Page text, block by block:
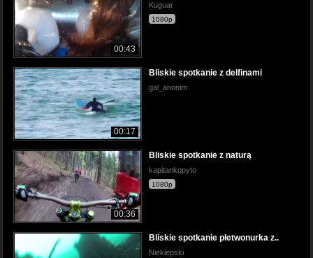
00:43
Kuguar
1080p
00:17
Bliskie spotkanie z delfinami
gal_anonim
00:36
Bliskie spotkanie z naturą
kapitankopyto
1080p
Bliskie spotkanie płetwonurka z..
Niekiepski